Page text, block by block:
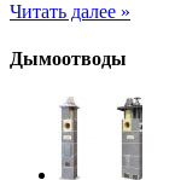
Читать далее »
Дымоотводы